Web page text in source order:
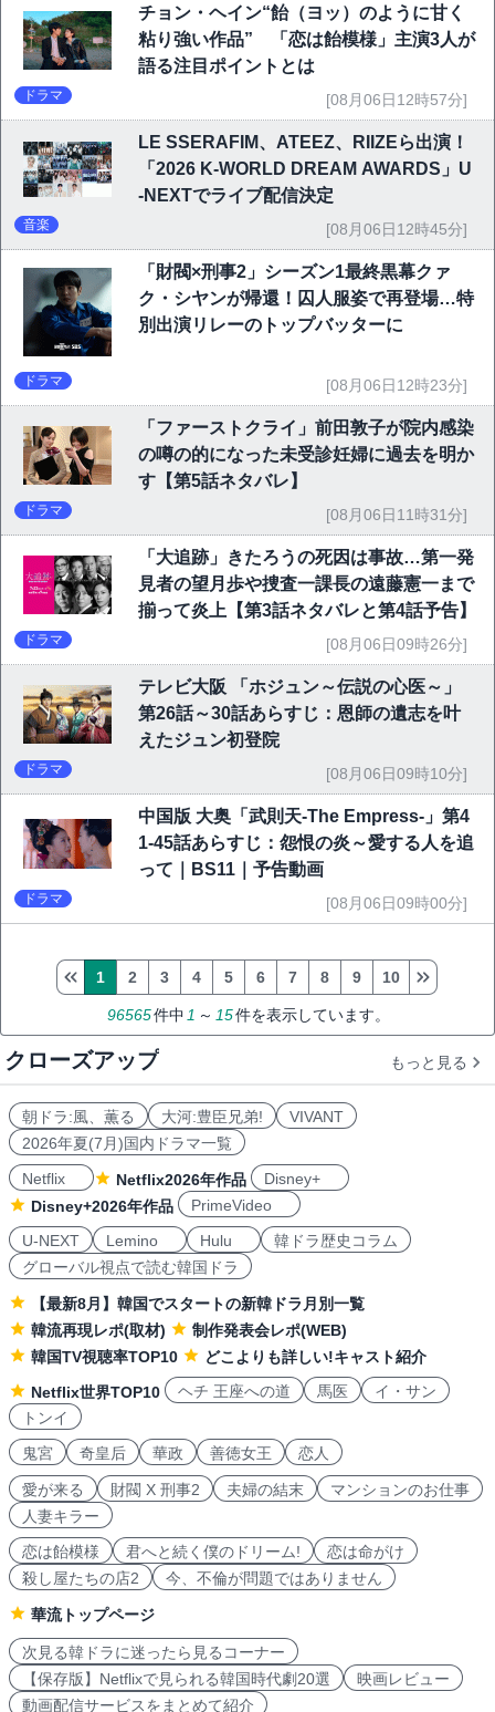
チョン・ヘイン“飴（ヨッ）のように甘く
粘り強い作品” 「恋は飴模様」主演3人が
語る注目ポイントとは
ドラマ [08月06日12時57分]
LE SSERAFIM、ATEEZ、RIIZEら出演！
「2026 K-WORLD DREAM AWARDS」U
-NEXTでライブ配信決定
音楽 [08月06日12時45分]
「財閥×刑事2」シーズン1最終黒幕クァ
ク・シヤンが帰還！囚人服姿で再登場…特
別出演リレーのトップバッターに
ドラマ [08月06日12時23分]
「ファーストクライ」前田敦子が院内感染
の噂の的になった未受診妊婦に過去を明か
す【第5話ネタバレ】
ドラマ [08月06日11時31分]
「大追跡」きたろうの死因は事故…第一発
見者の望月歩や捜査一課長の遠藤憲一まで
揃って炎上【第3話ネタバレと第4話予告】
ドラマ [08月06日09時26分]
テレビ大阪 「ホジュン～伝説の心医～」
第26話～30話あらすじ：恩師の遺志を叶
えたジュン初登院
ドラマ [08月06日09時10分]
中国版 大奥「武則天-The Empress-」第4
1-45話あらすじ：怨恨の炎～愛する人を追
って｜BS11｜予告動画
ドラマ [08月06日09時00分]
96565件中 1 ～ 15件を表示しています。
1 2 3 4 5 6 7 8 9 10
クローズアップ もっと見る
朝ドラ:風、薫る 大河:豊臣兄弟!
VIVANT
2026年夏(7月)国内ドラマ一覧
Netflix
Netflix2026年作品
Disney+
Disney+2026年作品
PrimeVideo
U-NEXT
Lemino Hulu
韓ドラ歴史コラム
グローバル視点で読む韓国ドラ
【最新8月】韓国でスタートの新韓ドラ月別一覧
韓流再現レポ(取材)
制作発表会レポ(WEB)
韓国TV視聴率TOP10
どこよりも詳しい!キャスト紹介
Netflix世界TOP10
ヘチ 王座への道 馬医
イ・サン
トンイ
鬼宮
奇皇后 華政 善徳女王 恋人
愛が来る 財閥 X 刑事2 夫婦の結末
マンションのお仕事
人妻キラー
恋は飴模様
君へと続く僕のドリーム!
恋は命がけ
殺し屋たちの店2
今、不倫が問題ではありません
華流トップページ
次見る韓ドラに迷ったら見るコーナー
【保存版】Netflixで見られる韓国時代劇20選
映画レビュー
動画配信サービスをまとめて紹介